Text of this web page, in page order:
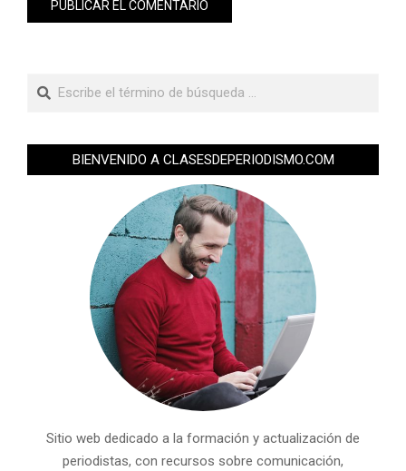
BIENVENIDO A CLASESDEPERIODISMO.COM
Sitio web dedicado a la formación y actualización de
periodistas, con recursos sobre comunicación,